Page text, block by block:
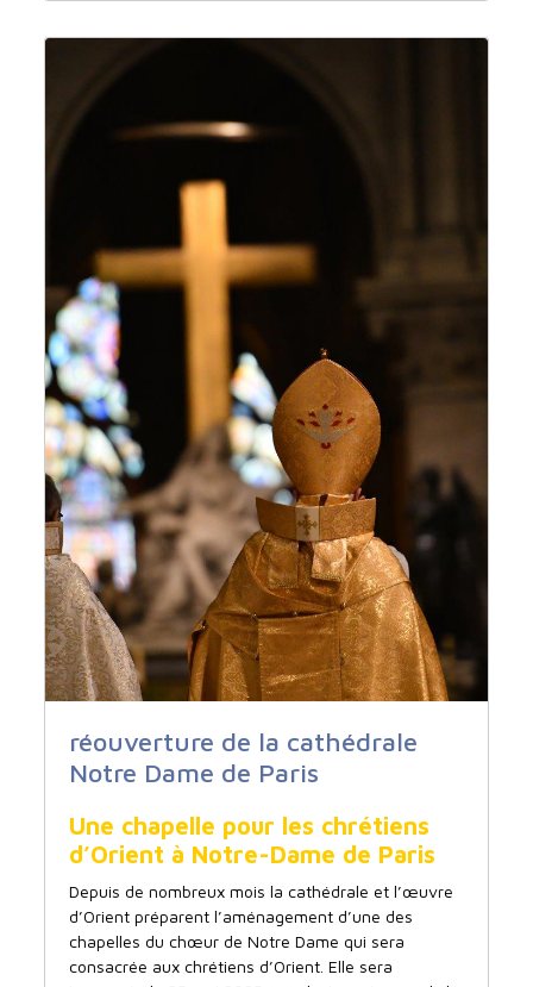
réouverture de la cathédrale
Notre Dame de Paris
Une chapelle pour les chrétiens
d’Orient à Notre-Dame de Paris
Depuis de nombreux mois la cathédrale et l’œuvre
d’Orient préparent l’aménagement d’une des
chapelles du chœur de Notre Dame qui sera
consacrée aux chrétiens d’Orient. Elle sera